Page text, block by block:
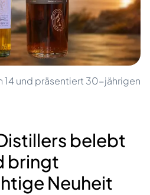
14 und präsentiert 30-jährigen
belebt
bringt
Neuheit